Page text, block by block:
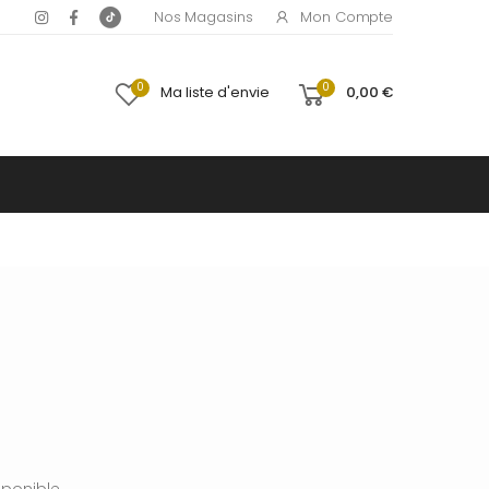
Nos Magasins Mon Compte
0 Ma liste d'envie 0 0,00 €